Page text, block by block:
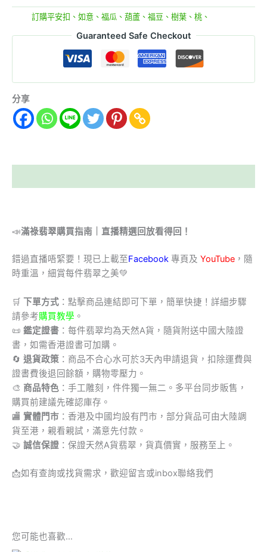
訂購平安扣、如意、福瓜、葫蘆、福豆、樹葉、桃、
Guaranteed Safe Checkout
分享
📣滿祿翡翠購買指南｜直播精選回放看得回！
錯過直播唔緊要！現已上載至Facebook 專頁及 YouTube ，隨
時重溫，細賞每件翡翠之美💚
🛒 下單方式 ：點擊商品連結即可下單，簡單快捷！詳細步驟
請參考購買教學 。
📜 鑑定證書 ：每件翡翠均為天然A貨，隨貨附送中國大陸證
書，如需香港證書可加購。
🔄 退貨政策 ：商品不合心水可於3天內申請退貨，扣除運費與
證書費後退回餘額，購物零壓力。
🎨 商品特色 ：手工雕刻，件件獨一無二。多平台同步販售，
購買前建議先確認庫存。
🏬 實體門市 ：香港及中國均設有門市，部分貨品可由大陸調
貨至港，親看親試，滿意先付款。
🤝 誠信保證 ：保證天然A貨翡翠，貨真價實，服務至上。
📩如有查詢或找貨需求，歡迎留言或inbox聯絡我們
您可能也喜歡…